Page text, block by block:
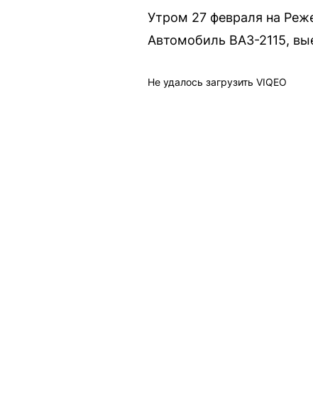
Утром 27 февраля на
Автомобиль ВАЗ-2115,
Не удалось загрузить VIQEO